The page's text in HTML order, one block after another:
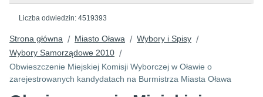
Liczba odwiedzin: 4519393
Strona główna / Miasto Oława / Wybory i Spisy /
Wybory Samorządowe 2010 /
Obwieszczenie Miejskiej Komisji Wyborczej w Oławie o
zarejestrowanych kandydatach na Burmistrza Miasta Oława